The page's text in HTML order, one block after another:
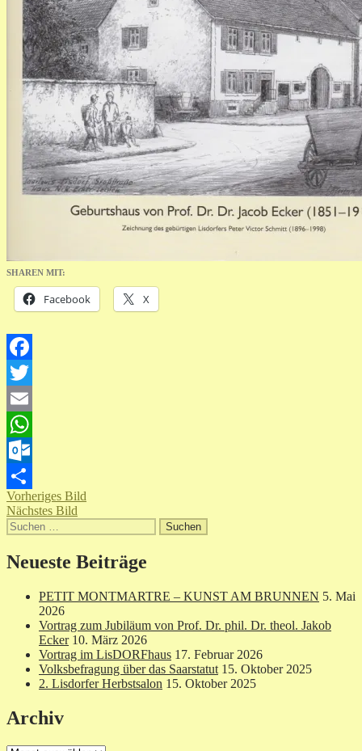
SHAREN MIT:
Facebook X
Facebook
Twitter
Email
WhatsApp
Outlook.com
Teilen
Vorheriges Bild
Nächstes Bild
Suchen
nach:
Neueste Beiträge
PETIT MONTMARTRE – KUNST AM BRUNNEN 5. Mai
2026
Vortrag zum Jubiläum von Prof. Dr. phil. Dr. theol. Jakob
Ecker 10. März 2026
Vortrag im LisDORFhaus 17. Februar 2026
Volksbefragung über das Saarstatut 15. Oktober 2025
2. Lisdorfer Herbstsalon 15. Oktober 2025
Archiv